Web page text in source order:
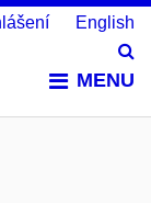
MENU
English